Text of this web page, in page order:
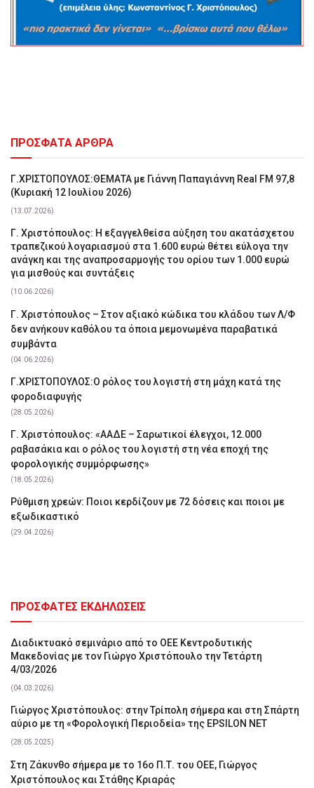
ΠΡΟΣΦΑΤΑ ΑΡΘΡΑ
Γ.ΧΡΙΣΤΟΠΟΥΛΟΣ:ΘΕΜΑΤΑ με Γιάννη Παπαγιάννη Real FM 97,8
(Κυριακή 12 Ιουλίου 2026)
(13.07.2026)
Γ. Χριστόπουλος: Η εξαγγελθείσα αύξηση του ακατάσχετου
τραπεζικού λογαριασμού στα 1.600 ευρώ θέτει εύλογα την
ανάγκη και της αναπροσαρμογής του ορίου των 1.000 ευρώ
για μισθούς και συντάξεις
(10.06.2026)
Γ. Χριστόπουλος – Στον αξιακό κώδικα του κλάδου των Λ/Φ
δεν ανήκουν καθόλου τα όποια μεμονωμένα παραβατικά
συμβάντα
(04.06.2026)
Γ.ΧΡΙΣΤΟΠΟΥΛΟΣ:Ο ρόλος του λογιστή στη μάχη κατά της
φοροδιαφυγής
(28.05.2026)
Γ. Χριστόπουλος: «ΑΑΔΕ – Σαρωτικοί έλεγχοι, 12.000
ραβασάκια και ο ρόλος του λογιστή στη νέα εποχή της
φορολογικής συμμόρφωσης»
(18.05.2026)
Ρύθμιση χρεών: Ποιοι κερδίζουν με 72 δόσεις και ποιοι με
εξωδικαστικό
(29.04.2026)
ΠΡΟΣΦΑΤΕΣ ΕΚΔΗΛΩΣΕΙΣ
Διαδικτυακό σεμινάριο από το ΟΕΕ Κεντροδυτικής
Μακεδονίας με τον Γιώργο Χριστόπουλο την Τετάρτη
4/03/2026
(04.03.2026)
Γιώργος Χριστόπουλος: στην Τρίπολη σήμερα και στη Σπάρτη
αύριο με τη «Φορολογική Περιοδεία» της EPSILON NET
(28.05.2025)
Στη Ζάκυνθο σήμερα με το 16ο Π.Τ. του ΟΕΕ, Γιώργος
Χριστόπουλος και Στάθης Κριαράς